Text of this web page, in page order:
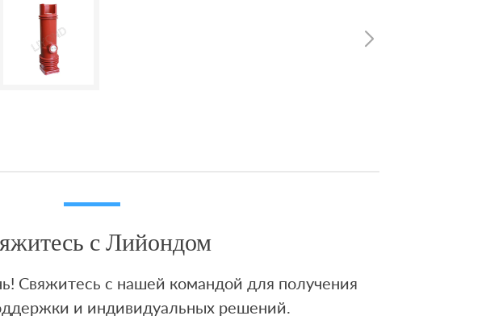
с Лийондом
Свяжитесь с нашей командой для получения
и индивидуальных решений.